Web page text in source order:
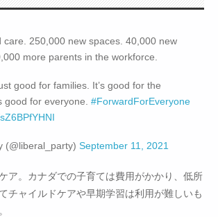
care. 250,000 new spaces. 40,000 new
more parents in the workforce.
good for families. It’s good for the
good for everyone. #ForwardForEveryone
September 11, 2021
ア。カナダでの子育ては費用がかかり、低所
チャイルドケアや早期学習は利用が難しいも